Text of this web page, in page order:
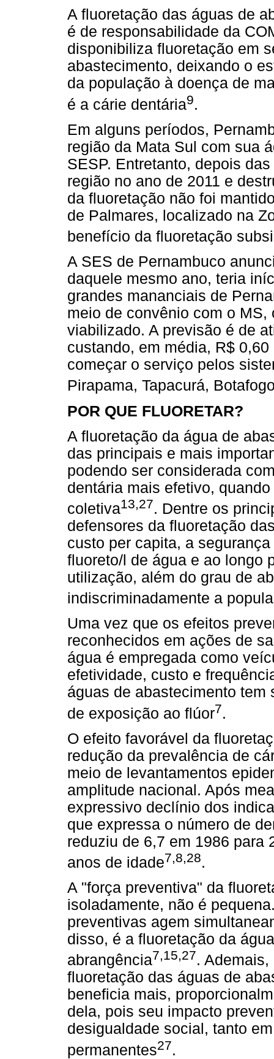
A fluoretação das águas de
é de responsabilidade da
disponibiliza fluoretação em
abastecimento, deixando o
da população à doença de
é a cárie dentária9.
Em alguns períodos,
região da Mata Sul com sua
SESP. Entretanto, depois
região no ano de 2011 e
da fluoretação não foi
de Palmares, localizado na
benefício da fluoretação
A SES de Pernambuco
daquele mesmo ano, teria
grandes mananciais de
meio de convênio com o
viabilizado. A previsão é de
custando, em média, R$
começar o serviço pelos
Pirapama, Tapacurá,
POR QUE FLUORETAR?
A fluoretação da água de
das principais e mais
podendo ser considerada
dentária mais efetivo,
coletiva13,27. Dentre os
defensores da fluoretação
custo per capita, a
fluoreto/l de água e ao longo
utilização, além do grau de
indiscriminadamente a
Uma vez que os efeitos
reconhecidos em ações de
água é empregada como
efetividade, custo e
águas de abastecimento tem
de exposição ao flúor7.
O efeito favorável da
redução da prevalência de
meio de levantamentos
amplitude nacional. Após
expressivo declínio dos
que expressa o número de
reduziu de 6,7 em 1986 para
anos de idade7,8,28.
A "força preventiva" da
isoladamente, não é
preventivas agem
disso, é a fluoretação da
abrangência7,15,27.
fluoretação das águas de
beneficia mais,
dela, pois seu impacto
desigualdade social, tanto
permanentes27.